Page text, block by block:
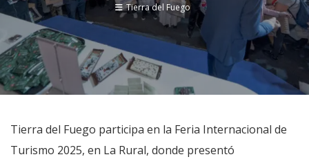
Tierra del Fuego
Tierra del Fuego participa en la Feria Internacional de
Turismo 2025, en La Rural, donde presentó